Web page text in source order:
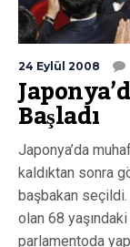
24 Eylül 2008
Başladı
Japonya’da
kaldıktan sonra
başbakan seçildi.
olan 68
parlamentoda